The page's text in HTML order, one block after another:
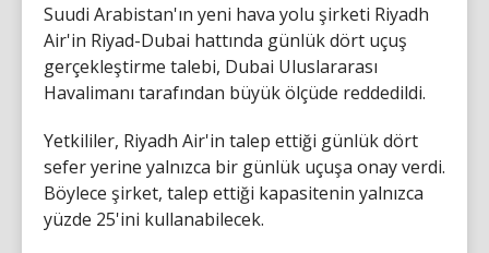
Suudi Arabistan'ın yeni hava yolu şirketi Riyadh
Air'in Riyad-Dubai hattında günlük dört uçuş
gerçekleştirme talebi, Dubai Uluslararası
Havalimanı tarafından büyük ölçüde reddedildi.
Yetkililer, Riyadh Air'in talep ettiği günlük dört
sefer yerine yalnızca bir günlük uçuşa onay verdi.
Böylece şirket, talep ettiği kapasitenin yalnızca
yüzde 25'ini kullanabilecek.